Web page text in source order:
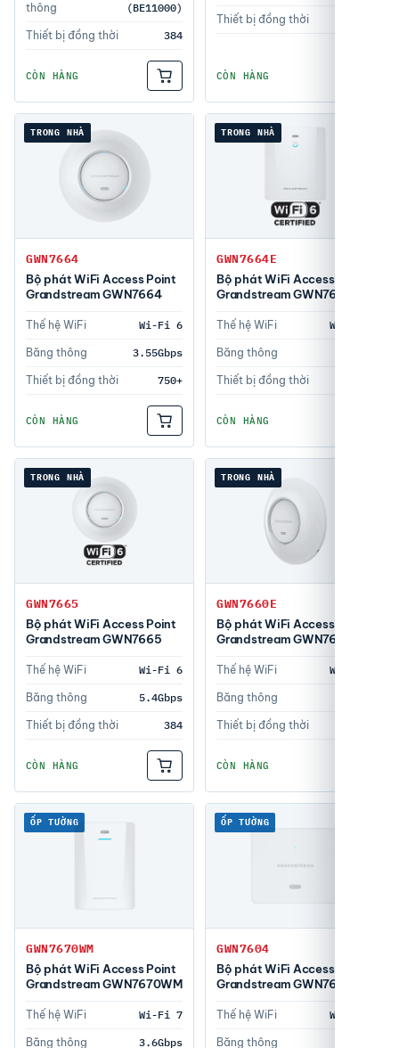
thông
(BE11000)
Thiết bị đồng thời 384
CÒN HÀNG
Thiết bị đồng thời
CÒN HÀNG
TRONG NHÀ
GWN7664
Bộ phát WiFi Access Point
Grandstream GWN7664
Thế hệ WiFi Wi-Fi 6
Băng thông 3.55Gbps
Thiết bị đồng thời 750+
CÒN HÀNG
TRONG NHÀ
GWN7664E
Bộ phát WiFi Access Point
Grandstream GWN7664E
Thế hệ WiFi Wi-Fi 6
Băng thông
Thiết bị đồng thời
CÒN HÀNG
TRONG NHÀ
GWN7665
Bộ phát WiFi Access Point
Grandstream GWN7665
Thế hệ WiFi Wi-Fi 6
Băng thông 5.4Gbps
Thiết bị đồng thời 384
CÒN HÀNG
TRONG NHÀ
GWN7660E
Bộ phát WiFi Access Point
Grandstream GWN7660E
Thế hệ WiFi Wi-Fi 6
Băng thông
Thiết bị đồng thời
CÒN HÀNG
ỐP TƯỜNG
GWN7670WM
Bộ phát WiFi Access Point
Grandstream GWN7670WM
Thế hệ WiFi Wi-Fi 7
Băng thông 3.6Gbps
ỐP TƯỜNG
GWN7604
Bộ phát WiFi Access Point
Grandstream GWN7604
Thế hệ WiFi Wi-Fi 6
Băng thông